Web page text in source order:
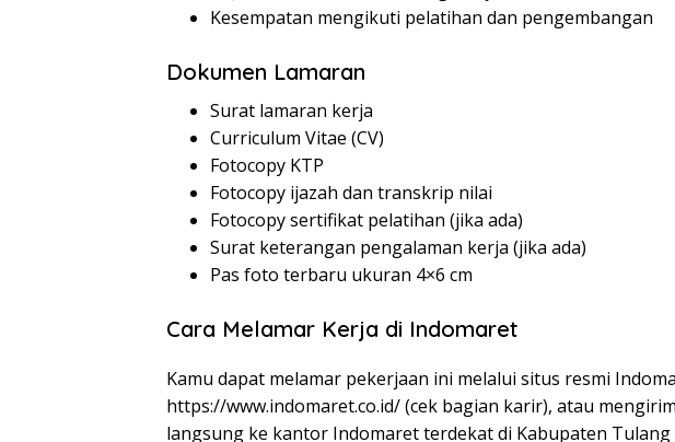
Kesempatan mengikuti pelatihan dan pengembangan
Dokumen Lamaran
Surat lamaran kerja
Curriculum Vitae (CV)
Fotocopy KTP
Fotocopy ijazah dan transkrip nilai
Fotocopy sertifikat pelatihan (jika ada)
Surat keterangan pengalaman kerja (jika ada)
Pas foto terbaru ukuran 4×6 cm
Cara Melamar Kerja di Indomaret
Kamu dapat melamar pekerjaan ini melalui situs resmi
https://www.indomaret.co.id/(cek bagian karir), atau
langsung ke kantor Indomaret terdekat di Kabupaten Tulang